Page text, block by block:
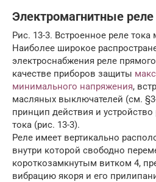
Электромагнитные
Рис. 13-3. Встроенное реле
Наиболее широкое
электроснабжения реле
качестве приборов защиты
минимального напряжения,
масляных выключателей (см.
принцип действия и
тока (рис. 13-3).
Реле имеет вертикально
внутри которой свободно
короткозамкнутым витком 4,
вибрацию якоря и его